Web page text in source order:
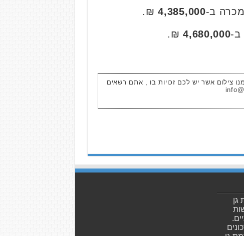
4,385,000
₪.
4,680,000
₪.
צילום אשר יש לכם זכויות בו , אתם רשאים
גן